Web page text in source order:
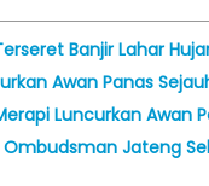
Banjir Lahar
Awan Panas
Luncurkan Awan
Ombudsman Jateng